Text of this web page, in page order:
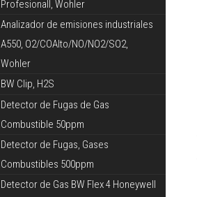
Profesionall, Wohler
Analizador de emisiones industriales
A550, O2/COAlto/NO/NO2/SO2,
Wohler
BW Clip, H2S
Detector de Fugas de Gas
Combustible 50ppm
Detector de Fugas, Gases
Combustibles 500ppm
Detector de Gas BW Flex 4 Honeywell